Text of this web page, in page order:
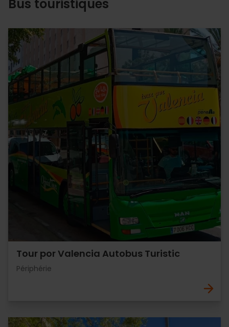
Bus touristiques
Tour por Valencia Autobus Turistic
Périphérie